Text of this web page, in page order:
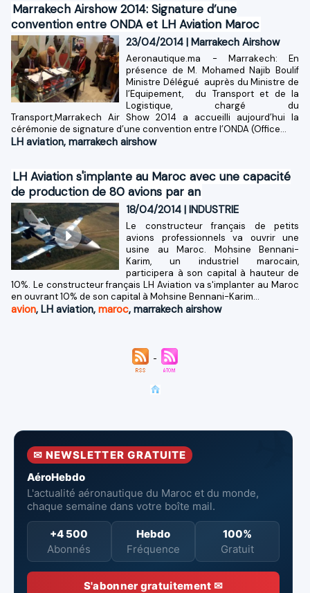
Marrakech Airshow 2014: Signature d’une
convention entre ONDA et LH Aviation Maroc
23/04/2014 |Marrakech Airshow
Aeronautique.ma - Marrakech: En
présence de M. Mohamed Najib Boulif
Ministre Délégué auprès du Ministre de
l’Equipement, du Transport et de la
Logistique, chargé du
Transport,Marrakech Air Show 2014 a accueilli aujourd’hui la
cérémonie de signature d’une convention entre l’ONDA (Office...
LH aviation, marrakech airshow
LH Aviation s'implante au Maroc avec une capacité
de production de 80 avions par an
18/04/2014 |INDUSTRIE
Le constructeur français de petits
avions professionnels va ouvrir une
usine au Maroc. Mohsine Bennani-
Karim, un industriel marocain,
participera à son capital à hauteur de
10%. Le constructeur français LH Aviation va s'implanter au Maroc
en ouvrant 10% de son capital à Mohsine Bennani-Karim...
avion, LH aviation, maroc, marrakech airshow
✉ NEWSLETTER GRATUITE
AéroHebdo
L'actualité aéronautique du Maroc et du monde,
chaque semaine dans votre boîte mail.
+4 500
Abonnés
Hebdo
Fréquence
100%
Gratuit
S'abonner gratuitement ✉